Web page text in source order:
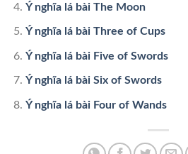
Ý nghĩa lá bài The Moon
Ý nghĩa lá bài Three of Cups
Ý nghĩa lá bài Five of Swords
Ý nghĩa lá bài Six of Swords
Ý nghĩa lá bài Four of Wands